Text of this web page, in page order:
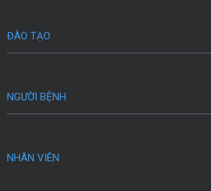
ĐÀO TẠO
NGƯỜI BỆNH
NHÂN VIÊN